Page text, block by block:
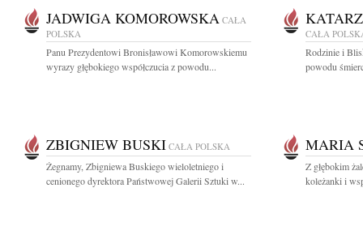
JADWIGA KOMOROWSKA CAŁA
POLSKA
Panu Prezydentowi Bronisławowi Komorowskiemu
wyrazy głębokiego współczucia z powodu...
CAŁA
Rodzinie i
powodu
ZBIGNIEW BUSKI CAŁA POLSKA
Żegnamy, Zbigniewa Buskiego wieloletniego i
cenionego dyrektora Państwowej Galerii Sztuki w...
MARIA
Z głębokim
koleżanki i